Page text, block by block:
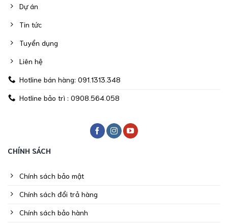
Dự án
Tin tức
Tuyển dụng
Liên hệ
Hotline bán hàng: 091.1313.348
Hotline bảo trì : 0908.564.058
CHÍNH SÁCH
Chính sách bảo mật
Chính sách đổi trả hàng
Chính sách bảo hành